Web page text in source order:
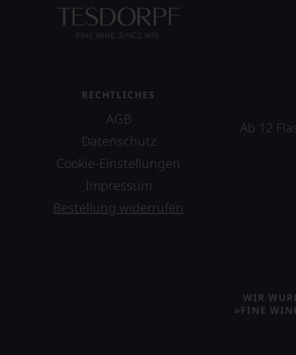
RECHTLICHES
AGB
Datenschutz
Cookie-Einstellungen
Impressum
Bestellung widerrufen
Ab 12
WIR
»FINE